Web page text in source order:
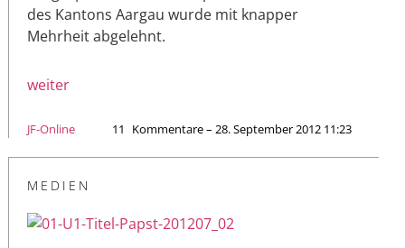
des Kantons Aargau wurde mit knapper
Mehrheit abgelehnt.
weiter
JF-Online 11 Kommentare – 28. September 2012 11:23
MEDIEN